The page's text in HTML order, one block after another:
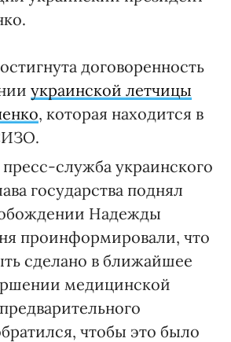
договоренность
украинской летчицы
, которая находится в
служба украинского
государства поднял
Надежды
проинформировали, что
сделано в ближайшее
медицинской
чтобы это было